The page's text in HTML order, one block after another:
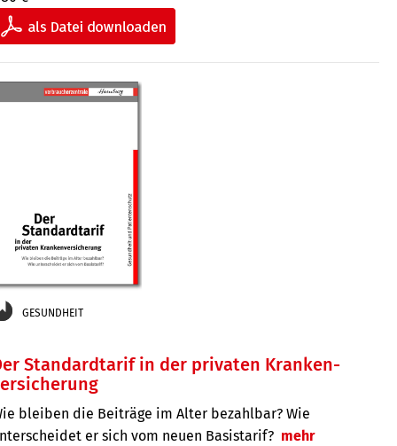
GESUNDHEIT
Standard­tarif in der privaten Kranken­
bleiben die Beiträge im Alter bezahlbar? Wie
er sich vom neuen Basistarif? mehr